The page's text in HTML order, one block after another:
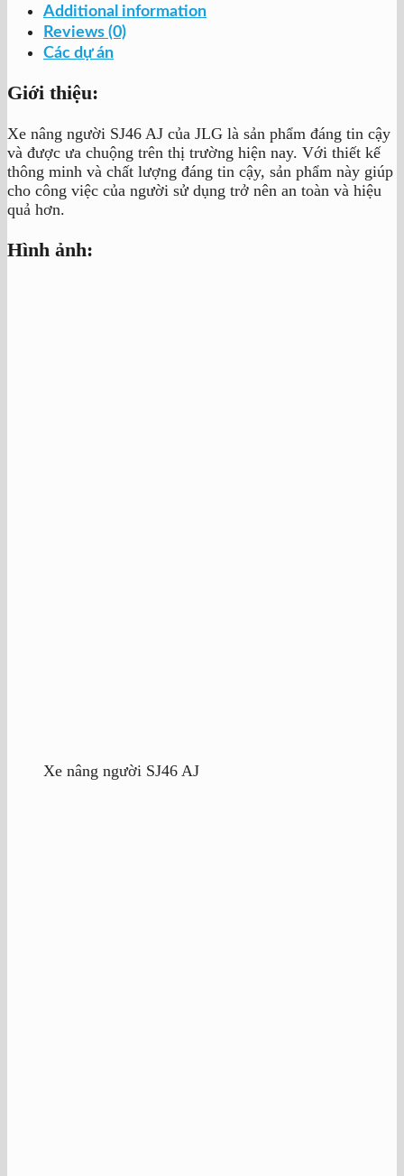
Additional information
Reviews (0)
Các dự án
Giới thiệu:
Xe nâng người SJ46 AJ của JLG là sản phẩm đáng tin cậy
và được ưa chuộng trên thị trường hiện nay. Với thiết kế
thông minh và chất lượng đáng tin cậy, sản phẩm này giúp
cho công việc của người sử dụng trở nên an toàn và hiệu
quả hơn.
Hình ảnh:
Xe nâng người SJ46 AJ